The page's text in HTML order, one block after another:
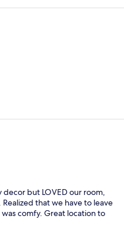
but LOVED our room,
that we have to leave
comfy. Great location to